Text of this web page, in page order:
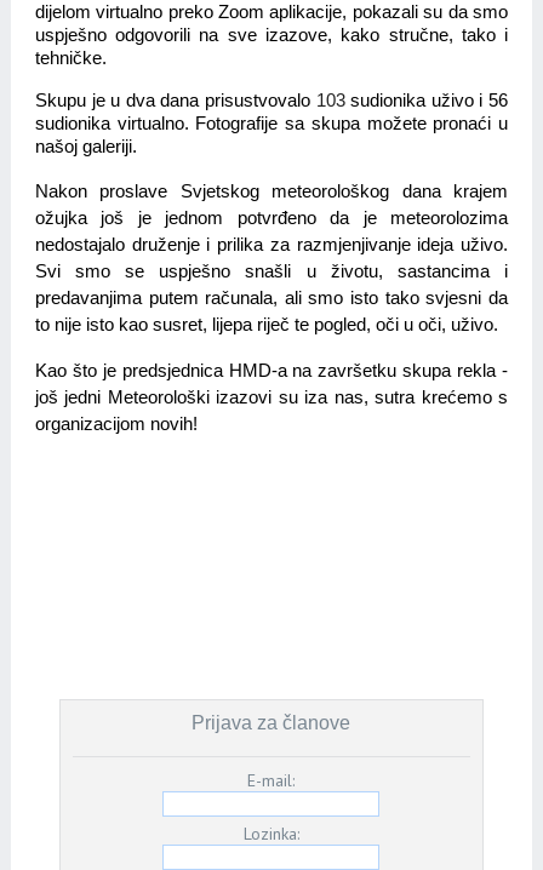
dijelom virtualno preko Zoom aplikacije, pokazali su da smo
uspješno odgovorili na sve izazove, kako stručne, tako i
tehničke.
Skupu je u dva dana prisustvovalo 103 sudionika uživo i 56
sudionika virtualno. Fotografije sa skupa možete pronaći u
našoj galeriji.
Nakon proslave Svjetskog meteorološkog dana krajem
ožujka još je jednom potvrđeno da je meteorolozima
nedostajalo druženje i prilika za razmjenjivanje ideja uživo.
Svi smo se uspješno snašli u životu, sastancima i
predavanjima putem računala, ali smo isto tako svjesni da
to nije isto kao susret, lijepa riječ te pogled, oči u oči, uživo.
Kao što je predsjednica HMD-a na završetku skupa rekla -
još jedni Meteorološki izazovi su iza nas, sutra krećemo s
organizacijom novih!
Prijava za članove
E-mail:
Lozinka: